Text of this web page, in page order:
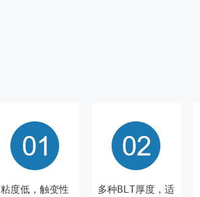
粘度低，触变性
多种BLT厚度，适